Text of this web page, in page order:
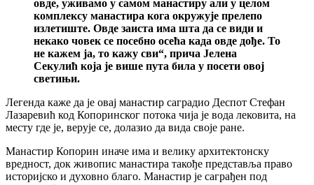
овде, уживамо у самом манастиру али у целом
комплексу манастира кога окружује прелепо
излетиште. Овде заиста има шта да се види и
некако човек се посебно осећа када овде дође. То
не кажем ја, то кажу сви“, прича Јелена
Секулић која је више пута била у посети овој
светињи.
Легенда каже да је овај манастир саградио Деспот Стефан
Лазаревић код Копоринског потока чија је вода лековита, на
месту где је, верује се, долазио да вида своје ране.
Манастир Копорин иначе има и велику архитектонску
вредност, док живопис манастира такође представља право
историјско и духовно благо. Манастир је саграђен под